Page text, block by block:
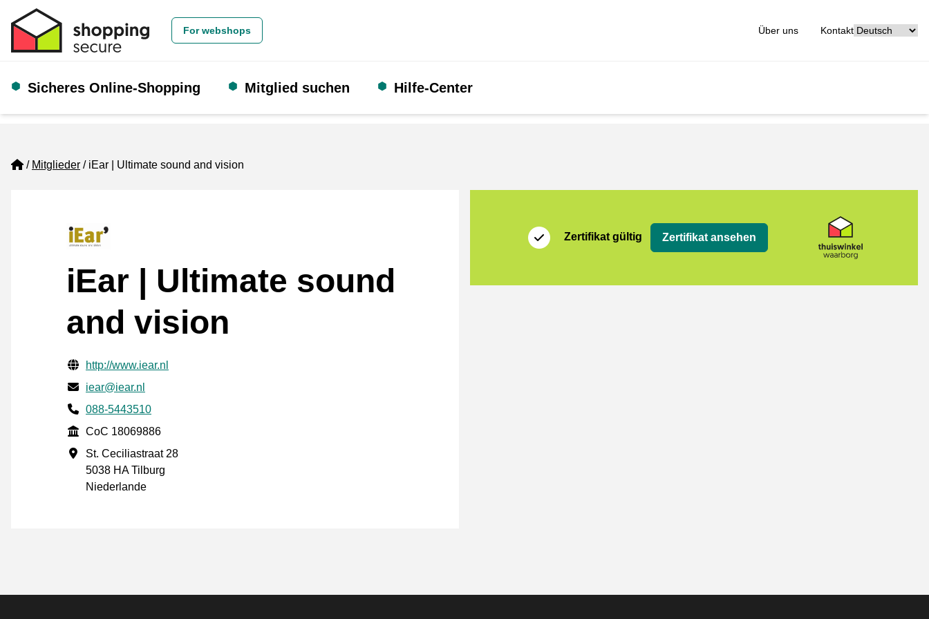
For webshops Über uns Kontakt
Sicheres Online-Shopping Mitglied suchen Hilfe-Center
Home
Mitglieder iEar | Ultimate sound and vision
iEar | Ultimate sound
and vision
Geprüfte Kontaktinformationen
Website URL
http://www.iear.nl
E-mail
iear@iear.nl
Phone number
088-5443510
CoC
CoC 18069886
Geschäftsadresse
St. Ceciliastraat 28
5038 HA Tilburg
Niederlande
Zertifikat gültig Zertifikat ansehen